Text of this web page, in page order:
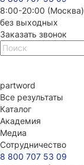
8:00-20:00 (Москва)
без выходных
Заказать звонок
partword
Все результаты
Каталог
Академия
Медиа
Сотрудничество
8 800 707 53 09